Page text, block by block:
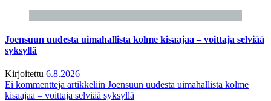
Joensuun uudesta uimahallista kolme kisaajaa – voittaja selviää
syksyllä
Kirjoitettu 6.8.2026
Ei kommentteja artikkeliin Joensuun uudesta uimahallista kolme
kisaajaa – voittaja selviää syksyllä